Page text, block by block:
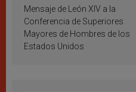
inspiración y santificación
Mensaje de León XIV a la
Conferencia de Superiores
Mayores de Hombres de los
Estados Unidos